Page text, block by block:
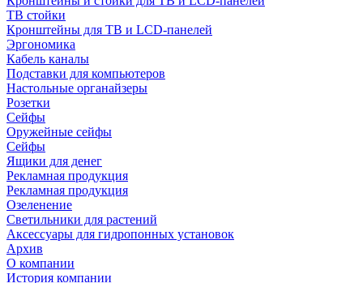
ТВ стойки
Кронштейны для ТВ и LCD-панелей
Эргономика
Кабель каналы
Подставки для компьютеров
Настольные органайзеры
Розетки
Сейфы
Оружейные сейфы
Сейфы
Ящики для денег
Рекламная продукция
Рекламная продукция
Озеленение
Светильники для растений
Аксессуары для гидропонных установок
Архив
О компании
История компании